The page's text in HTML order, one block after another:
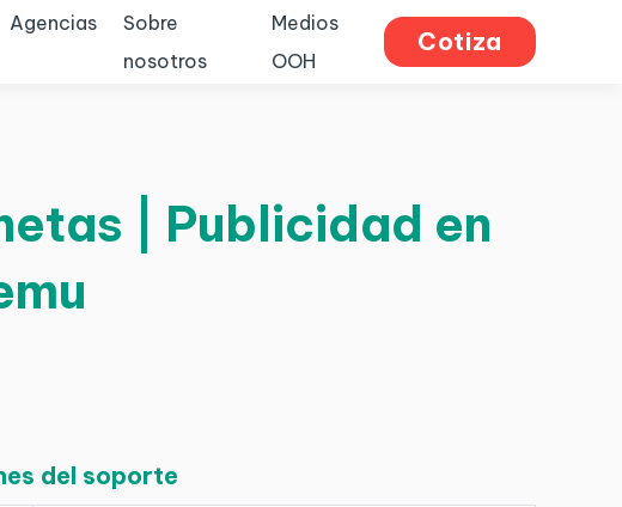
Agencias
Sobre
nosotros
Medios
OOH
Cotiza
| Publicidad en
del soporte